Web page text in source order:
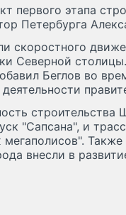
первого этапа
Петербурга
скоростного
Северной
Беглов во
"Сапсана", и
внесли в